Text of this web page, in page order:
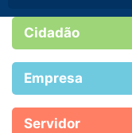
Cidadão
Empresa
Servidor